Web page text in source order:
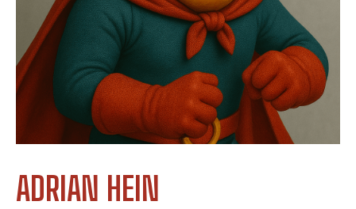
ADRIAN HEIN